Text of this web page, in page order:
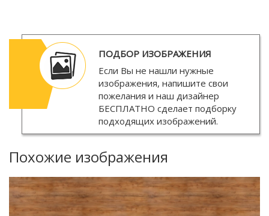
ПОДБОР ИЗОБРАЖЕНИЯ
Если Вы не нашли нужные
изображения, напишите свои
пожелания и наш дизайнер
БЕСПЛАТНО сделает подборку
подходящих изображений.
Похожие изображения